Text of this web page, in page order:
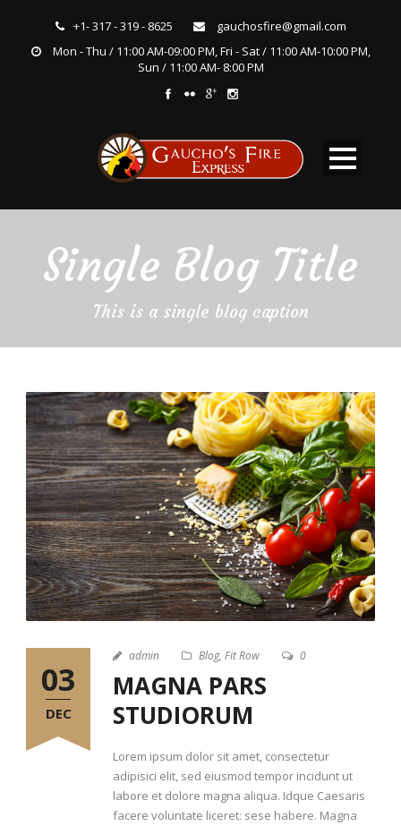
+1- 317 - 319 - 8625
gauchosfire@gmail.com
Mon - Thu / 11:00 AM-09:00 PM, Fri - Sat / 11:00 AM-10:00 PM,
Sun / 11:00 AM- 8:00 PM
Single Blog Title
This is a single blog caption
03
DEC
admin Blog, Fit Row 0
MAGNA PARS
STUDIORUM
Lorem ipsum dolor sit amet, consectetur
adipisici elit, sed eiusmod tempor incidunt ut
labore et dolore magna aliqua. Idque Caesaris
facere voluntate liceret: sese habere. Magna